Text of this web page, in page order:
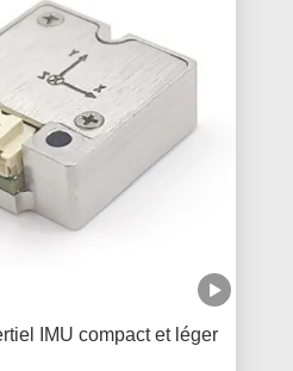
IMU compact et léger